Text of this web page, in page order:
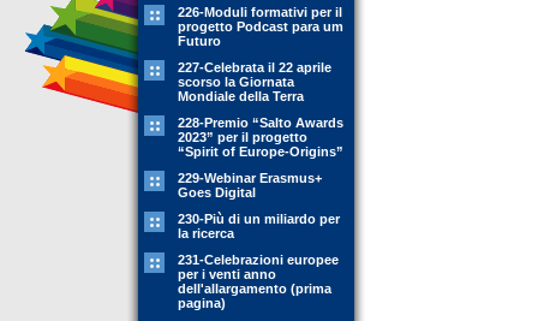
226-Moduli formativi per il
progetto Podcast para um
Futuro
227-Celebrata il 22 aprile
scorso la Giornata
Mondiale della Terra
228-Premio “Salto Awards
2023” per il progetto
“Spirit of Europe-Origins”
229-Webinar Erasmus+
Goes Digital
230-Più di un miliardo per
la ricerca
231-Celebrazioni europee
per i venti anno
dell'allargamento (prima
pagina)